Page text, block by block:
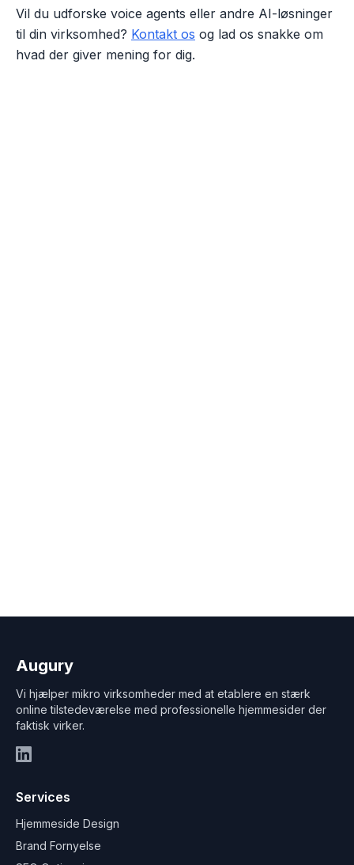
Vil du udforske voice agents eller andre AI-løsninger
til din virksomhed? Kontakt os og lad os snakke om
hvad der giver mening for dig.
Augury
Vi hjælper mikro virksomheder med at etablere en stærk
online tilstedeværelse med professionelle hjemmesider der
faktisk virker.
LinkedIn
Services
Hjemmeside Design
Brand Fornyelse